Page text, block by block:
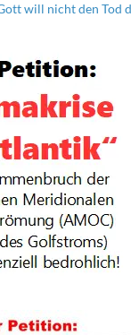
will nicht den Tod